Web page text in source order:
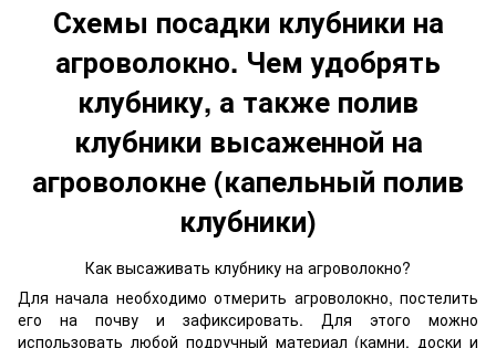
Схемы посадки клубники на
агроволокно. Чем удобрять
клубнику, а также полив
клубники высаженной на
агроволокне (капельный полив
клубники)
Как высаживать клубнику на агроволокно?
Для начала необходимо отмерить агроволокно, постелить
его на почву и зафиксировать. Для этого можно
использовать любой подручный материал (камни, доски и